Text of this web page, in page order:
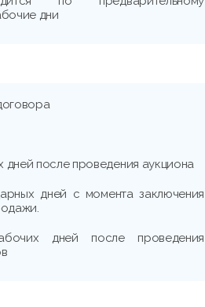
дни
дней после проведения аукциона
дней с момента заключения
дней после проведения